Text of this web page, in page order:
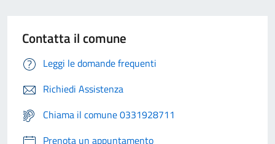
Contatta il comune
Leggi le domande frequenti
Richiedi Assistenza
Chiama il comune 0331928711
Prenota un appuntamento